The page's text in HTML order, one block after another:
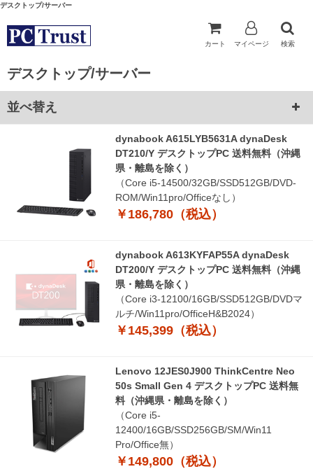
デスクトップ/サーバー
カート マイページ 検索
デスクトップ/サーバー
並べ替え
dynabook A615LYB5631A dynaDesk
DT210/Y デスクトップPC 送料無料（沖縄
県・離島を除く）
（Core i5-14500/32GB/SSD512GB/DVD-
ROM/Win11pro/Officeなし）
￥186,780（税込）
dynabook A613KYFAP55A dynaDesk
DT200/Y デスクトップPC 送料無料（沖縄
県・離島を除く）
（Core i3-12100/16GB/SSD512GB/DVDマ
ルチ/Win11pro/OfficeH&B2024）
￥145,399（税込）
Lenovo 12JES0J900 ThinkCentre Neo
50s Small Gen 4 デスクトップPC 送料無
料（沖縄県・離島を除く）
（Core i5-
12400/16GB/SSD256GB/SM/Win11
Pro/Office無）
￥149,800（税込）